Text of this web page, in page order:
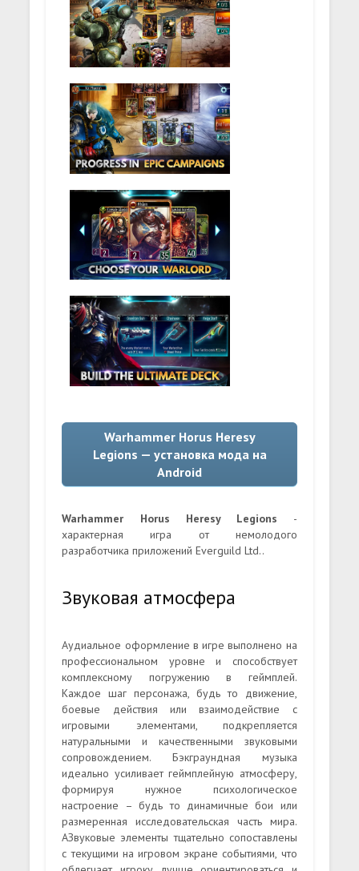
Warhammer Horus Heresy
Legions — установка мода на
Android
Warhammer Horus Heresy Legions -
характерная игра от немолодого
разработчика приложений Everguild Ltd..
Звуковая атмосфера
Аудиальное оформление в игре выполнено на
профессиональном уровне и способствует
комплексному погружению в геймплей.
Каждое шаг персонажа, будь то движение,
боевые действия или взаимодействие с
игровыми элементами, подкрепляется
натуральными и качественными звуковыми
сопровождением. Бэкграундная музыка
идеально усиливает геймплейную атмосферу,
формируя нужное психологическое
настроение – будь то динамичные бои или
размеренная исследовательская часть мира.
АЗвуковые элементы тщательно сопоставлены
с текущими на игровом экране событиями, что